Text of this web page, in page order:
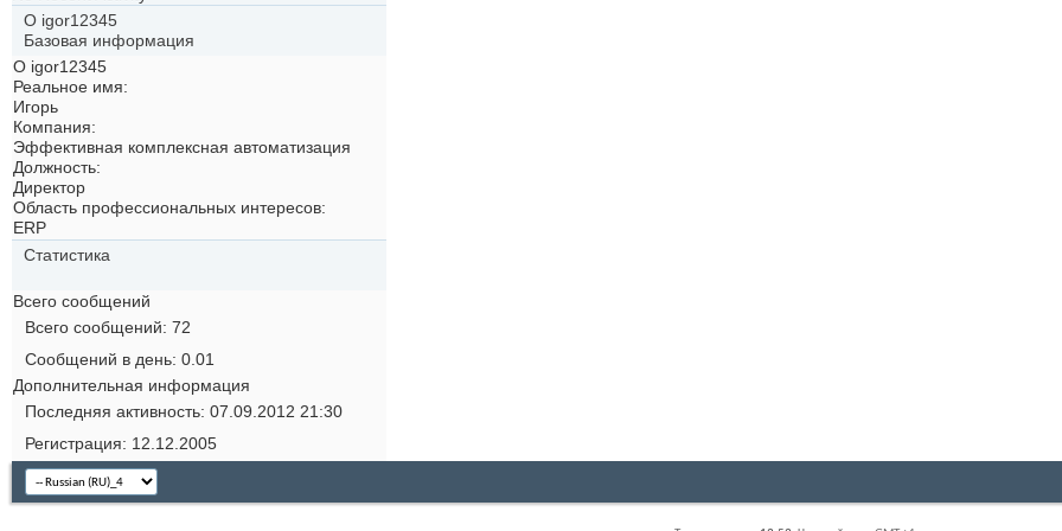
О igor12345
Базовая информация
О igor12345
Реальное имя:
Игорь
Компания:
Эффективная комплексная автоматизация
Должность:
Директор
Область профессиональных интересов:
ERP
Статистика
Всего сообщений
Всего сообщений 72
Сообщений в день 0.01
Дополнительная информация
Последняя активность 07.09.2012 21:30
Регистрация
12.12.2005